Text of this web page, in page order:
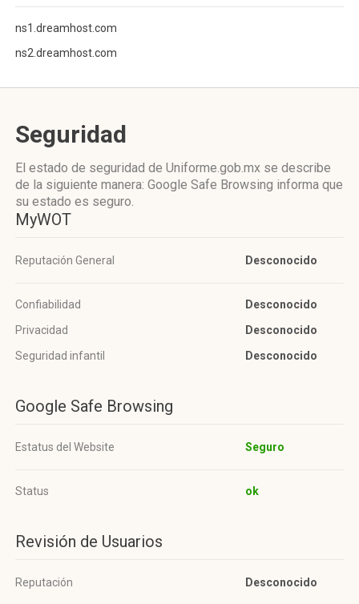
ns1.dreamhost.com
ns2.dreamhost.com
Seguridad
El estado de seguridad de Uniforme.gob.mx se describe
de la siguiente manera: Google Safe Browsing informa que
su estado es seguro.
MyWOT
Reputación General Desconocido
Confiabilidad
Desconocido
Privacidad
Desconocido
Seguridad infantil
Desconocido
Google Safe Browsing
Estatus del Website Seguro
Status ok
Revisión de Usuarios
Reputación Desconocido